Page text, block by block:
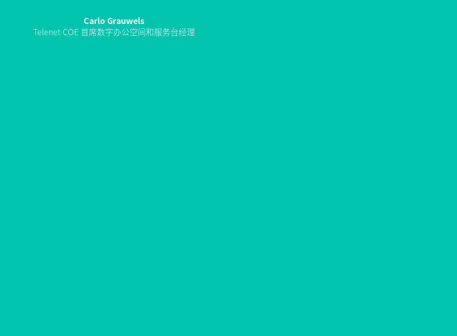
Carlo Grauwels
Telenet COE 首席数字办公空间和服务台经理